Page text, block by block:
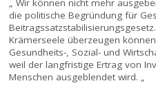
„ Wir können nicht mehr
die politische Begründung für
Krämerseele überzeugen
Gesundheits-, Sozial- und
weil der langfristige Ertrag von
Menschen ausgeblendet wird. „